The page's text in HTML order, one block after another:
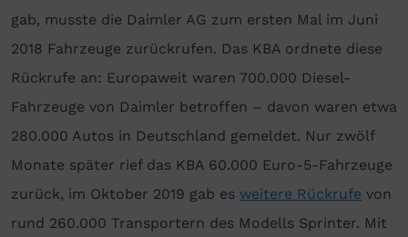
gab, musste die Daimler AG zum ersten Mal im Juni
2018 Fahrzeuge zurückrufen. Das KBA ordnete diese
Rückrufe an: Europaweit waren 700.000 Diesel-
Fahrzeuge von Daimler betroffen – davon waren etwa
280.000 Autos in Deutschland gemeldet. Nur zwölf
Monate später rief das KBA 60.000 Euro-5-Fahrzeuge
zurück, im Oktober 2019 gab es weitere Rückrufe von
rund 260.000 Transportern des Modells Sprinter. Mit